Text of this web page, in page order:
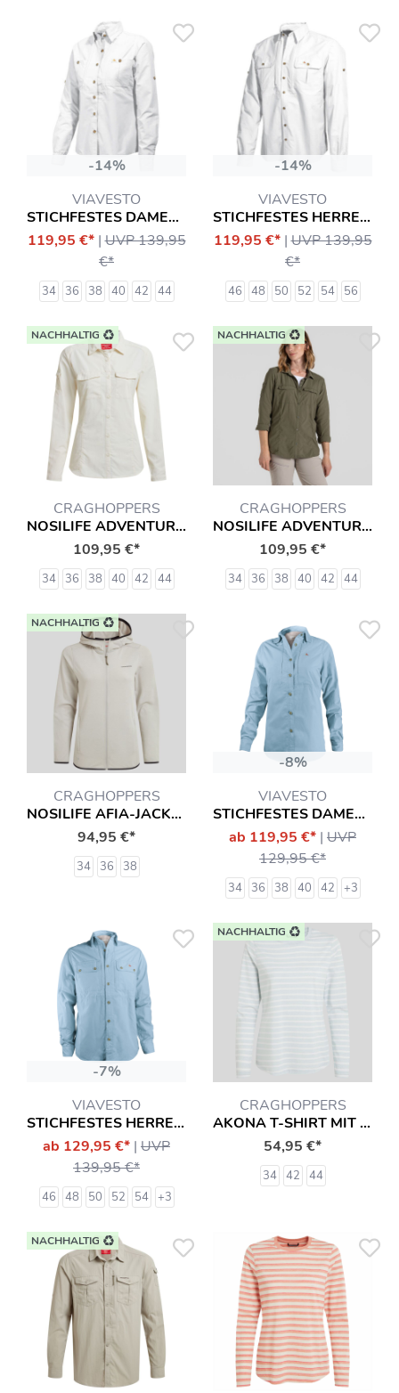
-14%
VIAVESTO
STICHFESTES DAMENHEMD SR. EANES
119,95 €* |UVP 139,95
€*
34 36 38 40 42 44
-14%
VIAVESTO
STICHFESTES HERRENHEMD SR. EANES
119,95 €* |UVP 139,95
€*
46 48 50 52 54 56
NACHHALTIG
CRAGHOPPERS
NOSILIFE ADVENTURE III TRAVEL BLUSE HEMD
109,95 €*
34 36 38 40 42 44
NACHHALTIG
CRAGHOPPERS
NOSILIFE ADVENTURE III TRAVEL BLUSE HEMD
109,95 €*
34 36 38 40 42 44
NACHHALTIG
CRAGHOPPERS
NOSILIFE AFIA-JACKE MIT INSEKTENSCHUTZ HEMD
94,95 €*
34 36 38
-8%
VIAVESTO
STICHFESTES DAMENHEMD DIAS
ab 119,95 €* | UVP
129,95 €*
34 36 38 40 42 +3
-7%
VIAVESTO
STICHFESTES HERRENHEMD DIAS
ab 129,95 €* | UVP
139,95 €*
46 48 50 52 54 +3
NACHHALTIG
CRAGHOPPERS
AKONA T-SHIRT MIT INSEKTENSCHUTZ LANGARMSHIRT HEMD
54,95 €*
34 42 44
NACHHALTIG